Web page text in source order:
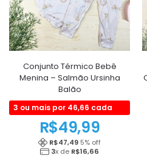
Conjunto Térmico Bebê
Menina – Salmão Ursinha
Balão
3 ou mais por 46,66 cada
R$49,99
R$47,49 5% off
3x de R$16,66